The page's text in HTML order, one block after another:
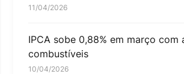
11/04/2026
IPCA sobe 0,88% em março com
combustíveis
10/04/2026